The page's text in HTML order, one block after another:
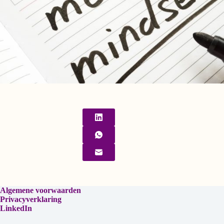
Algemene voorwaarden
Privacyverklaring
LinkedIn